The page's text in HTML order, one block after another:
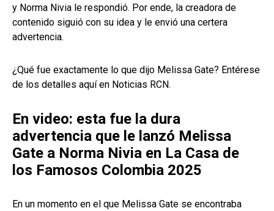
y Norma Nivia le respondió. Por ende, la creadora de
contenido siguió con su idea y le envió una certera
advertencia.
¿Qué fue exactamente lo que dijo Melissa Gate? Entérese
de los detalles aquí en Noticias RCN.
En video: esta fue la dura
advertencia que le lanzó Melissa
Gate a Norma Nivia en La Casa de
los Famosos Colombia 2025
En un momento en el que Melissa Gate se encontraba